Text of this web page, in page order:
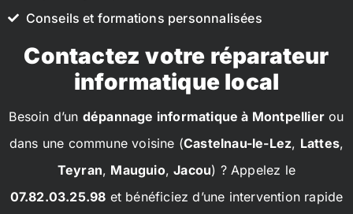
Conseils et formations personnalisées
Contactez votre réparateur
informatique local
Besoin d’un dépannage informatique à Montpellier ou
dans une commune voisine (Castelnau-le-Lez, Lattes,
Teyran, Mauguio,Jacou) ? Appelez le
07.82.03.25.98 et bénéficiez d’une intervention rapide